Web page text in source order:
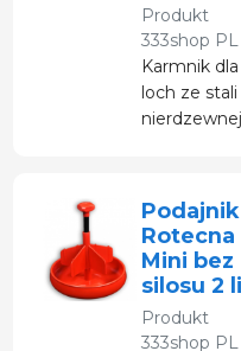
Produkt
333shop PL
Karmnik dla
loch ze stali
do karmienia
Podajnik
Rotecna
Mini bez
silosu 2
Produkt
333shop PL